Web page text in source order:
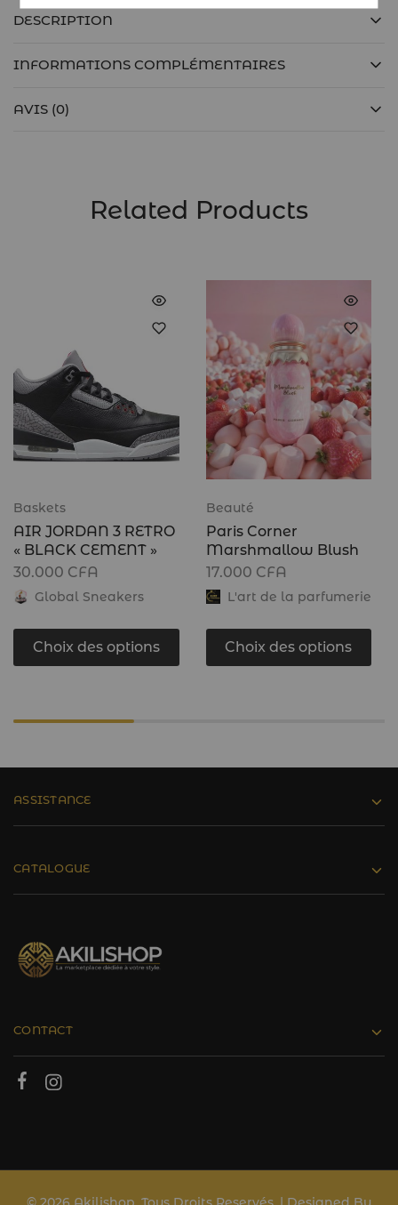
DESCRIPTION
INFORMATIONS COMPLÉMENTAIRES
AVIS (0)
Related Products
Baskets
AIR JORDAN 3 RETRO
« BLACK CEMENT »
30.000 CFA
Global Sneakers
Choix des options
Beauté
Paris Corner
Marshmallow Blush
17.000 CFA
L'art de la parfumerie
Choix des options
ASSISTANCE
CATALOGUE
CONTACT